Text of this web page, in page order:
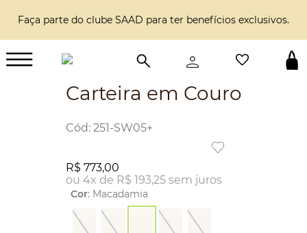
Faça parte do clube SAAD para ter benefícios exclusivos.
Carteira em Couro
: 251-SW05+
R$ 773,00
ou 4x de R$ 193,25sem juros
Cor: Macadamia